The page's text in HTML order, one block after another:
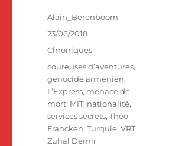
Auteur
Alain_Berenboom
Publié
le
23/06/2018
Catégories
Chroniques
Étiquettes
coureuses d’aventures,
génocide arménien,
L’Express, menace de
mort, MIT, nationalité,
services secrets,Théo
Francken,Turquie,VRT,
Zuhal Demir